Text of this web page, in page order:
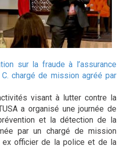
sur la fraude à l’assurance
chargé de mission agréé par
visant à lutter contre la
a organisé une journée de
et la détection de la
par un chargé de mission
ex officier de la police et de la